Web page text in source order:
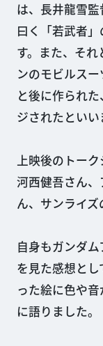
は、長井龍雪
曰く「若武者
す。また、そ
ンのモビルス
と後に作られ
ジされたといい
上映後のトー
河西健吾さん
ん、サンライズ
自身もガンダ
を見た感想と
った絵に色や
に語りました。